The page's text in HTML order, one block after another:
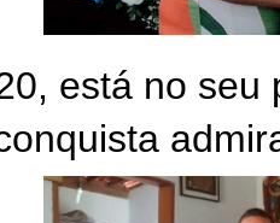
está no